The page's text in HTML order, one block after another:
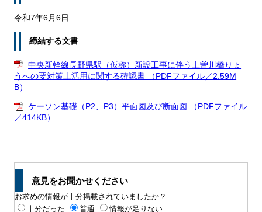
令和7年6月6日
締結する文書
中央新幹線長野県駅（仮称）新設工事に伴う土曽川橋りょ
うへの要対策土活用に関する確認書 （PDFファイル／2.59M
B）
ケーソン基礎（P2、P3）平面図及び断面図 （PDFファイル
／414KB）
意見をお聞かせください
お求めの情報が十分掲載されていましたか？
十分だった
普通 情報が足りない